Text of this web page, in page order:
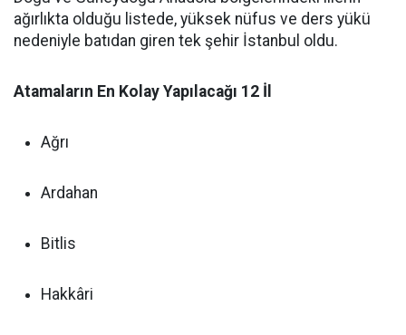
ağırlıkta olduğu listede, yüksek nüfus ve ders yükü
nedeniyle batıdan giren tek şehir İstanbul oldu.
Atamaların En Kolay Yapılacağı 12 İl
Ağrı
Ardahan
Bitlis
Hakkâri